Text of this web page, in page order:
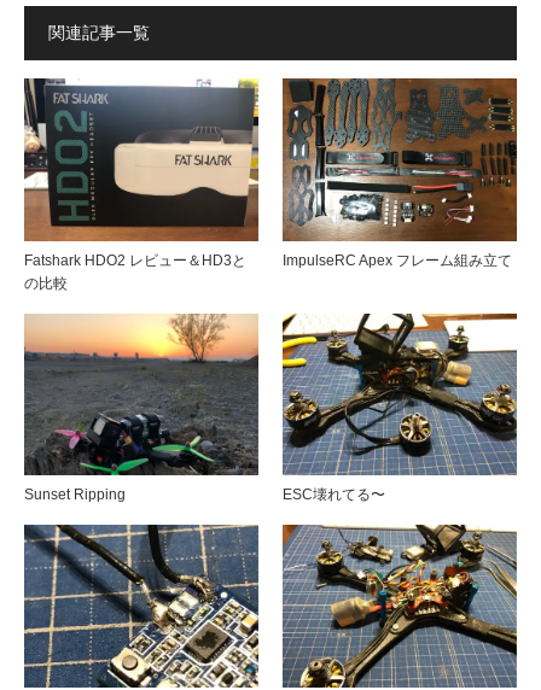
関連記事一覧
Fatshark HDO2 レビュー＆HD3と
の比較
ImpulseRC Apex フレーム組み立て
Sunset Ripping ESC壊れてる〜